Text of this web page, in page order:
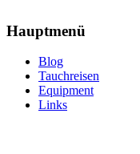
Hauptmenü
Blog
Tauchreisen
Equipment
Links